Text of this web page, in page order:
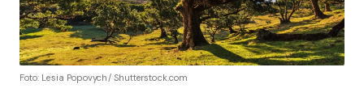
Foto: Lesia Popovych/ Shutterstock.com